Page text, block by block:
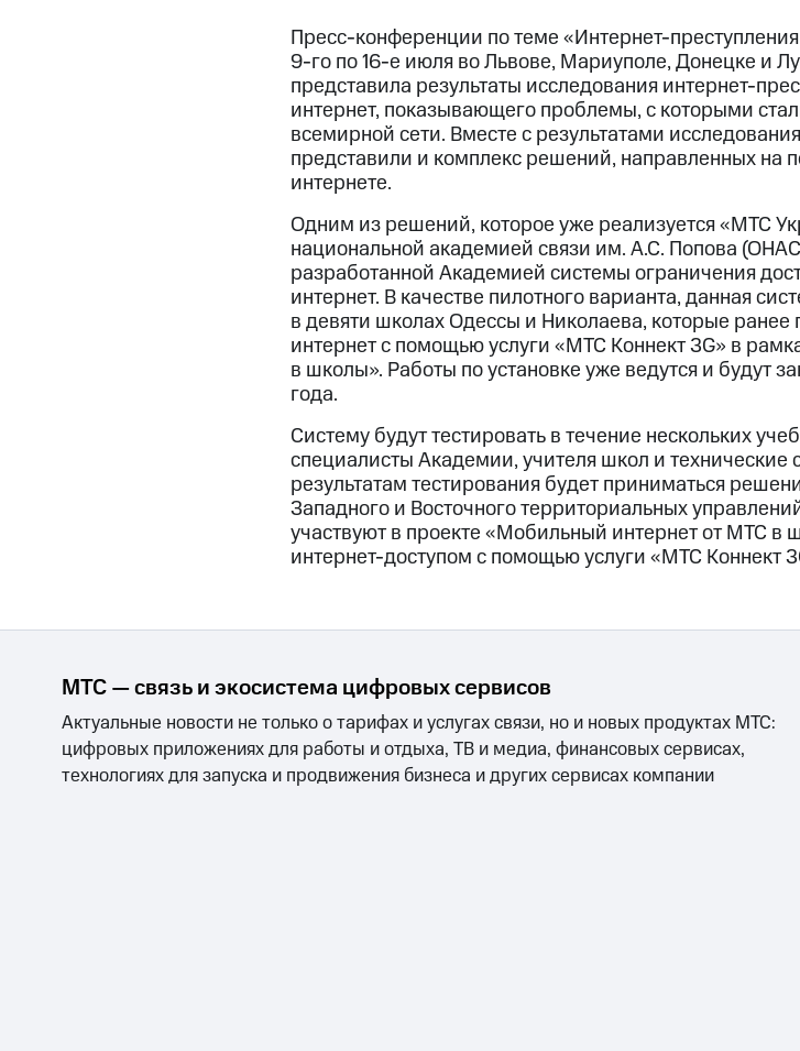
Пресс-конференции по теме «Интернет-
9-го по 16-е июля во Львове, Мариуполе, Донецке и
представила результаты исследования интернет-
интернет, показывающего проблемы, с которыми
всемирной сети. Вместе с результатами
представили и комплекс решений, направленных на
интернете.
Одним из решений, которое уже реализуется «МТС
национальной академией связи им. А.С. Попова
разработанной Академией системы ограничения
интернет. В качестве пилотного варианта, данная
в девяти школах Одессы и Николаева, которые ранее
интернет с помощью услуги «МТС Коннект 3G» в
в школы». Работы по установке уже ведутся и будут
года.
Систему будут тестировать в течение нескольких
специалисты Академии, учителя школ и
результатам тестирования будет приниматься
Западного и Восточного территориальных
участвуют в проекте «Мобильный интернет от МТС в
интернет-доступом с помощью услуги «МТС Коннект
МТС — связь и экосистема цифровых сервисов
Актуальные новости не только о тарифах и услугах связи, но и новых продуктах МТС:
цифровых приложениях для работы и отдыха, ТВ и медиа, финансовых сервисах,
технологиях для запуска и продвижения бизнеса и других сервисах компании